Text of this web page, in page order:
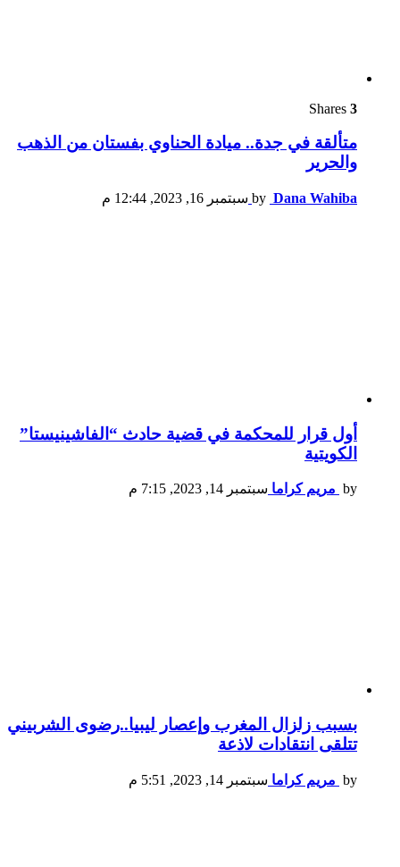
3
متألقة في جدة.. ميادة الحناوي بفستان من الذهب
والحرير
by Dana Wahiba سبتمبر 16, 2023, 12:44 م
أول قرار للمحكمة في قضية حادث “الفاشينيستا”
الكويتية
by مريم كراما سبتمبر 14, 2023, 7:15 م
بسبب زلزال المغرب وإعصار ليبيا..رضوى الشربيني
تتلقى انتقادات لاذعة
by مريم كراما سبتمبر 14, 2023, 5:51 م